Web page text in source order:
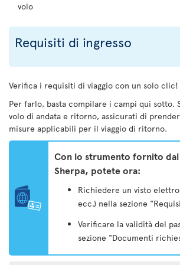
volo
Requisiti di ingresso
Verifica i requisiti di viaggio con un solo clic!
Per farlo, basta compilare i campi qui sotto.
volo di andata e ritorno, assicurati di
misure applicabili per il viaggio di ritorno.
Con lo strumento fornito
Sherpa, potete ora:
Richiedere un visto
ecc.) nella sezione
Verificare la validità del
sezione "Documenti